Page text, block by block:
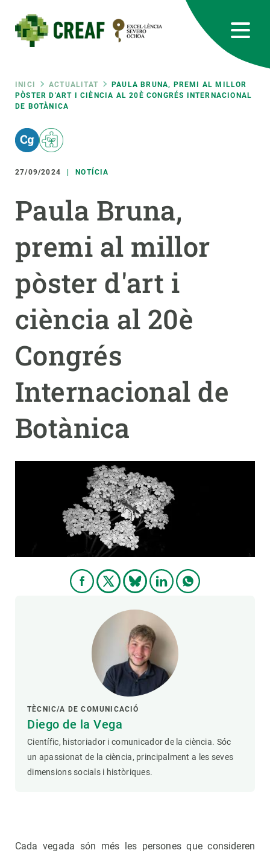
contingut
Fil
d'ariadna
INICI ACTUALITAT
PAULA BRUNA, PREMI AL MILLOR
PÒSTER D'ART I CIÈNCIA AL 20È CONGRÉS INTERNACIONAL
DE BOTÀNICA
27/09/2024 NOTÍCIA
Paula Bruna,
premi al millor
pòster d'art i
ciència al 20è
Congrés
Internacional de
Botànica
TÈCNIC/A DE COMUNICACIÓ
Diego de la Vega
Científic, historiador i comunicador de la ciència. Sóc
un apassionat de la ciència, principalment a les seves
dimensions socials i històriques.
Cada vegada són més les persones que consideren
RRSS
Featured
responsive
Responsive
menu
RECERCA
CIÈNCIA EN ACCIÓ
PARTICIPA
NOTÍCIES I AGENDA